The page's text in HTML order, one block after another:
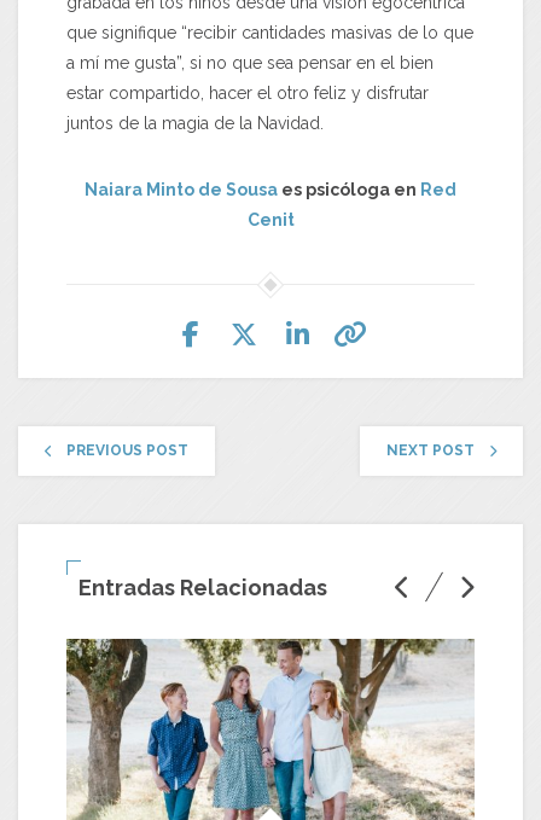
que signifique “recibir cantidades masivas de lo que
a mí me gusta”, si no que sea pensar en el bien
estar compartido, hacer el otro feliz y disfrutar
juntos de la magia de la Navidad.
Naiara Minto de Sousa es psicóloga en Red
Cenit
PREVIOUS POST NEXT POST
Entradas Relacionadas